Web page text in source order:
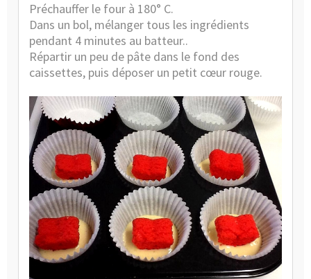
Préchauffer le four à 180° C.
Dans un bol, mélanger tous les ingrédients
pendant 4 minutes au batteur..
Répartir un peu de pâte dans le fond des
caissettes, puis déposer un petit cœur rouge.